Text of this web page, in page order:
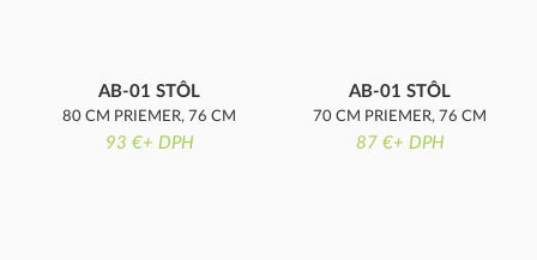
AB-01 STÔL
80 CM PRIEMER, 76 CM
VÝŠKA
93 €+ DPH
AB-01 STÔL
70 CM PRIEMER, 76 CM
VÝŠKA
87 €+ DPH